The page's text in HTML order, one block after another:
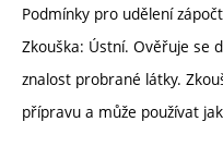
Podmínky pro udělení
Zkouška: Ústní. Ověřuje se
znalost probrané látky.
přípravu a může používat